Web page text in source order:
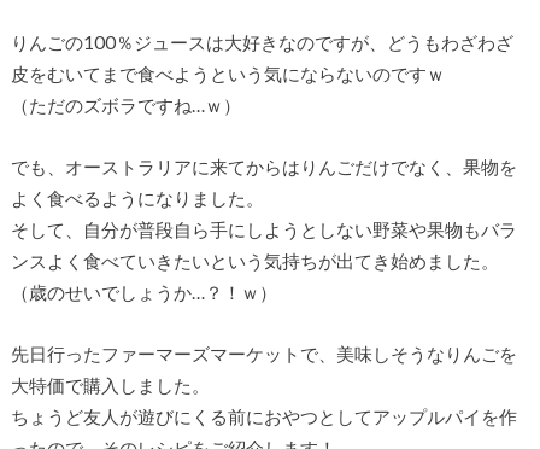
りんごの100％ジュースは大好きなのですが、どうもわざわざ
皮をむいてまで食べようという気にならないのですｗ
（ただのズボラですね…ｗ）
でも、オーストラリアに来てからはりんごだけでなく、果物を
よく食べるようになりました。
そして、自分が普段自ら手にしようとしない野菜や果物もバラ
ンスよく食べていきたいという気持ちが出てき始めました。
（歳のせいでしょうか…？！ｗ）
先日行ったファーマーズマーケットで、美味しそうなりんごを
大特価で購入しました。
ちょうど友人が遊びにくる前におやつとしてアップルパイを作